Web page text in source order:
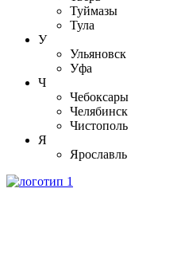
Туймазы
Тула
У
Ульяновск
Уфа
Ч
Чебоксары
Челябинск
Чистополь
Я
Ярославль